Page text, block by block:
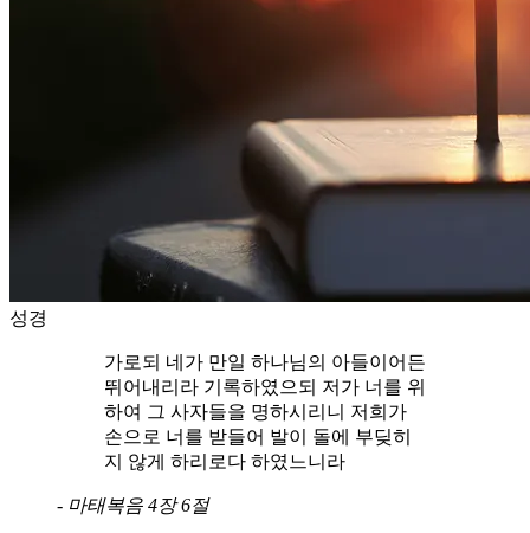
성경
가로되 네가 만일 하나님의 아들이어든
뛰어내리라 기록하였으되 저가 너를 위
하여 그 사자들을 명하시리니 저희가
손으로 너를 받들어 발이 돌에 부딪히
지 않게 하리로다 하였느니라
- 마태복음 4장 6절